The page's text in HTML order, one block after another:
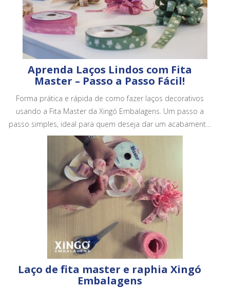
Aprenda Laços Lindos com Fita
Master – Passo a Passo Fácil!
Forma prática e rápida de como fazer laços decorativos
usando a Fita Master da Xingó Embalagens. Um passo a
passo simples, ideal para quem deseja dar um acabamento
mais bonito e profissional em embalagens, cestas e
presentes.
Laço de fita master e raphia Xingó
Embalagens